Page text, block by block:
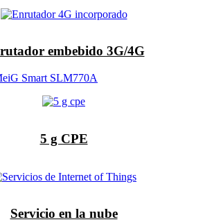
embebido 3G/4G
Smart SLM770A
5 g CPE
Servicio en la nube